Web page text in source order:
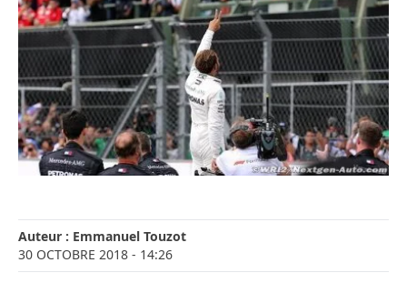
Auteur : Emmanuel Touzot
30 OCTOBRE 2018 - 14:26